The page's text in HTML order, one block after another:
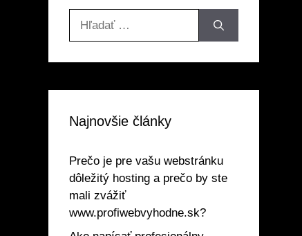
Najnovšie články
Prečo je pre vašu webstránku
dôležitý hosting a prečo by ste
mali zvážiť
www.profiwebvyhodne.sk?